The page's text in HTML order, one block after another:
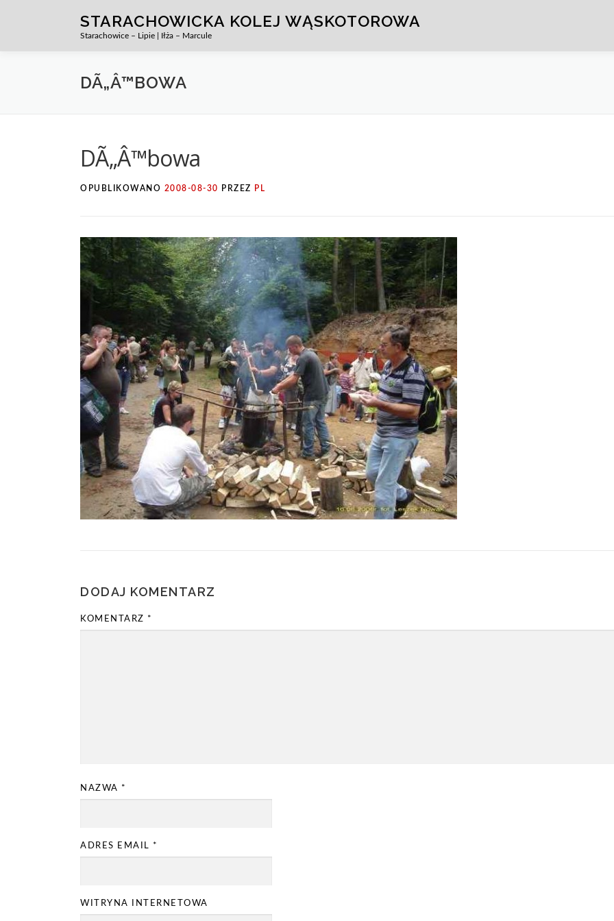
STARACHOWICKA KOLEJ WĄSKOTOROWA
Starachowice – Lipie | Iłża – Marcule
DÃ„Â™BOWA
DÃ„Â™bowa
OPUBLIKOWANO 2008-08-30 PRZEZ PL
DODAJ KOMENTARZ
KOMENTARZ *
NAZWA *
ADRES EMAIL *
WITRYNA INTERNETOWA